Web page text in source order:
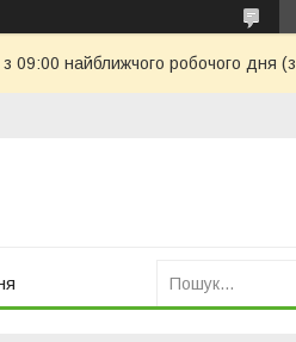
09:00 найближчого робочого дня